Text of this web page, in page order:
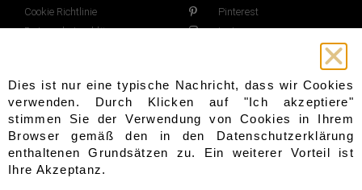
Cookie Richtlinie
Datenschutzerklärung
Pinterest
Instagram
Copyright 2021 - 2022 © All rights Reserved.
Dies ist nur eine typische Nachricht, dass wir Cookies
verwenden. Durch Klicken auf "Ich akzeptiere"
stimmen Sie der Verwendung von Cookies in Ihrem
Browser gemäß den in den Datenschutzerklärung
enthaltenen Grundsätzen zu. Ein weiterer Vorteil ist
Ihre Akzeptanz.